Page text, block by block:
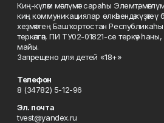
Киң-күләм мәғлүмәт сараһы Элемтә,
киң коммуникациялар өлкәһендә
хеҙмәттең Башҡортостан
теркәлгән, ПИ ТУ02-01821-се теркәү
майы.
Запрещено для детей «18+»
Телефон
8 (34782) 5-12-96
Эл. почта
tvest@yandex.ru